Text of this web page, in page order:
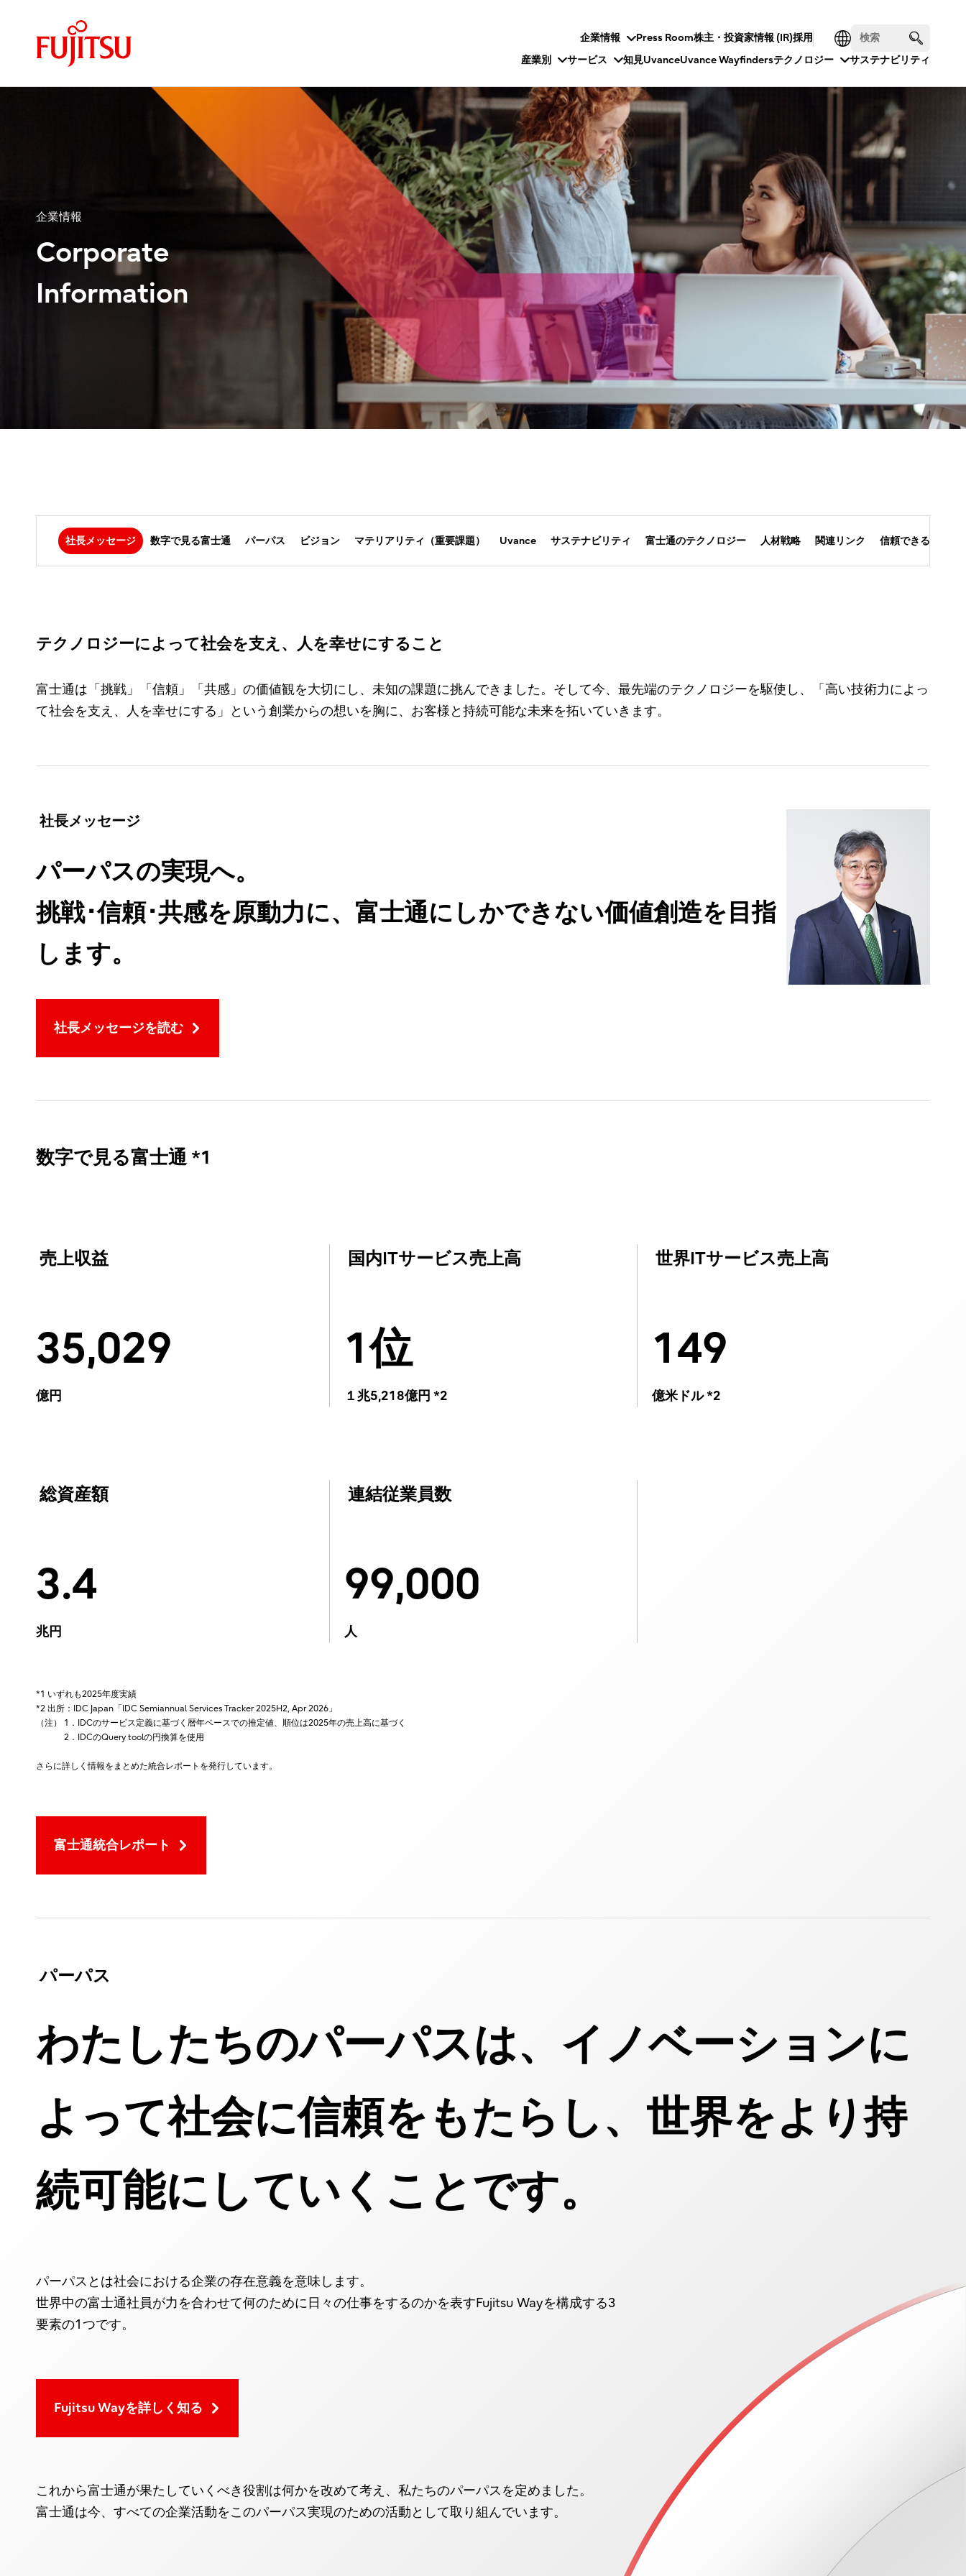
企業情報 Press Room株主・投資家情報 (IR)採用
産業別
サービス 知見UvanceUvance Wayfindersテクノロジー サステナビリティ
企業情報
Corporate
Information
社長メッセージ 数字で見る富士通 パーパス ビジョン マテリアリティ（重要課題） Uvance サステナビリティ 富士通のテクノロジー 人材戦略 関連リンク 信頼できる未来の
テクノロジーによって社会を支え、人を幸せにすること
富士通は「挑戦」「信頼」「共感」の価値観を大切にし、未知の課題に挑んできました。そして今、最先端のテクノロジーを駆使し、「高い技術力によっ
て社会を支え、人を幸せにする」という創業からの想いを胸に、お客様と持続可能な未来を拓いていきます。
社長メッセージ
パーパスの実現へ。
挑戦･信頼･共感を原動力に、富士通にしかできない価値創造を目指
します。
社長メッセージを読む
数字で見る富士通 *1
売上収益
35,029
億円
国内ITサービス売上高
1位
１兆5,218億円 *2
世界ITサービス売上高
149
億米ドル *2
総資産額
3.4
兆円
連結従業員数
99,000
人
*1 いずれも2025年度実績
*2 出所：IDC Japan「IDC Semiannual Services Tracker 2025H2, Apr 2026」
（注） 1．IDCのサービス定義に基づく暦年ベースでの推定値、順位は2025年の売上高に基づく
2．IDCのQuery toolの円換算を使用
さらに詳しく情報をまとめた統合レポートを発行しています。
富士通統合レポート
パーパス
わたしたちのパーパスは、イノベーションに
よって社会に信頼をもたらし、世界をより持
続可能にしていくことです。
パーパスとは社会における企業の存在意義を意味します。
世界中の富士通社員が力を合わせて何のために日々の仕事をするのかを表すFujitsu Wayを構成する3
要素の1つです。
Fujitsu Wayを詳しく知る
これから富士通が果たしていくべき役割は何かを改めて考え、私たちのパーパスを定めました。
富士通は今、すべての企業活動をこのパーパス実現のための活動として取り組んでいます。